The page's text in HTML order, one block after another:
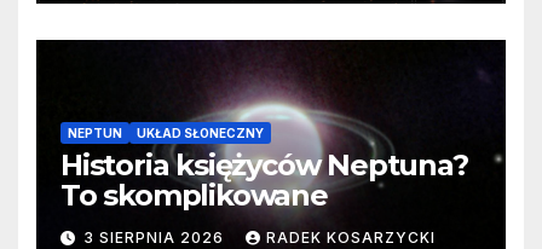
NEPTUN UKŁAD SŁONECZNY
Historia księżyców Neptuna?
To skomplikowane
3 SIERPNIA 2026 RADEK KOSARZYCKI